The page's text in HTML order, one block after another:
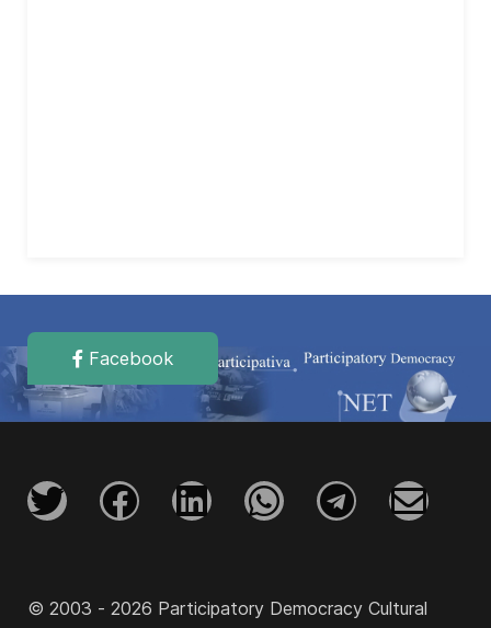
Facebook
© 2003 - 2026 Participatory Democracy Cultural